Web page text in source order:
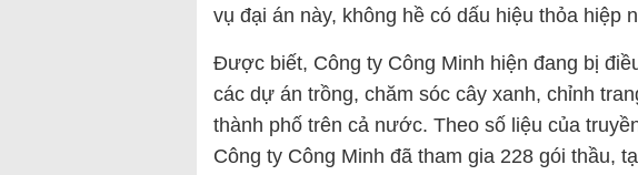
vụ đại án này, không hề có dấu hiệu thỏa hiệp
Được biết, Công ty Công Minh hiện đang bị
các dự án trồng, chăm sóc cây xanh, chỉnh
thành phố trên cả nước. Theo số liệu của
Công ty Công Minh đã tham gia 228 gói thầu,